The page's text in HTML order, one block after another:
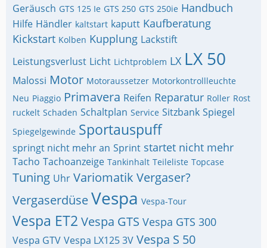
Geräusch GTS 125 Ie GTS 250 GTS 250ie Handbuch
Hilfe Händler kaltstart kaputt Kaufberatung
Kickstart Kolben Kupplung Lackstift
Leistungsverlust Licht Lichtproblem LX LX 50
Malossi Motor Motoraussetzer Motorkontrollleuchte
Neu Piaggio Primavera Reifen Reparatur Roller Rost
ruckelt Schaden Schaltplan Service Sitzbank Spiegel
Spiegelgewinde Sportauspuff
springt nicht mehr an Sprint startet nicht mehr
Tacho Tachoanzeige Tankinhalt Teileliste Topcase
Tuning Uhr Variomatik Vergaser?
VergaserdüseVespa Vespa-Tour
Vespa ET2 Vespa GTS Vespa GTS 300
Vespa GTV Vespa LX125 3V Vespa S 50